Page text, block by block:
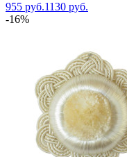
955 руб.1130 руб.
-16%